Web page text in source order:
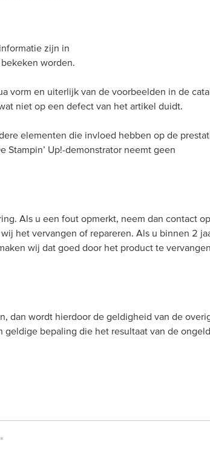
zijn in
worden.
vorm en uiterlijk van de voorbeelden in de
niet op een defect van het artikel duidt.
elementen die invloed hebben op de
Up!-demonstrator neemt geen
Als u een fout opmerkt, neem dan contact
het vervangen of repareren. Als u binnen 2
wij dat goed door het product te
dan wordt hierdoor de geldigheid van de
bepaling die het resultaat van de